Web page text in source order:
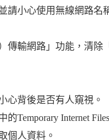
小心使用無線網路名
輸網路」功能，清
心背後是否有人窺視。
Internet
個人資料。